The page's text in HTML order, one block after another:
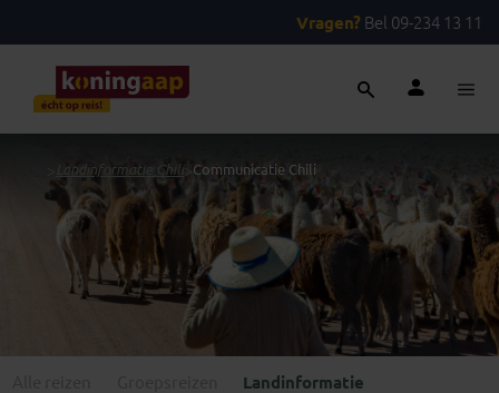
Vragen? Bel 09-234 13 11
Landinformatie Chili>Communicatie Chili
Landinformatie